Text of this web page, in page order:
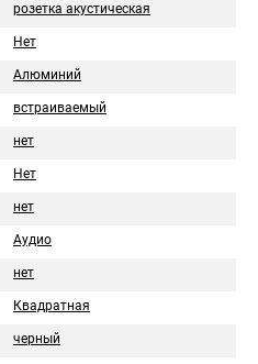
розетка акустическая
Нет
Алюминий
встраиваемый
нет
Нет
нет
Аудио
нет
Квадратная
черный